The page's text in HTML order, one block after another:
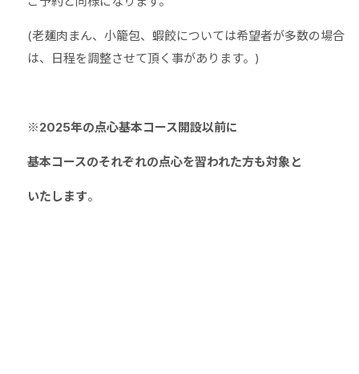
(老麺肉まん、小籠包、蝦餃については希望者が多数の場合
は、日程を調整させて頂く事があります。)
※2025年の点心基本コース開設以前に
基本コースのそれぞれの点心を習われた方も対象と
いたします。